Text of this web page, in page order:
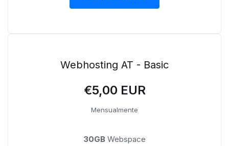
Webhosting AT - Basic
€5,00 EUR
Mensualmente
30GB Webspace